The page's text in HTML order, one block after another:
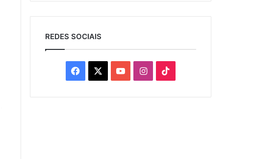
REDES SOCIAIS
Facebook YouTubeInstagram